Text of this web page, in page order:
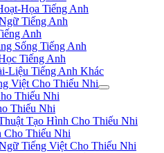
Họa Tiếng Anh
Tiếng Anh
Anh
Sống Tiếng Anh
Tiếng Anh
Liệu Tiếng Anh Khác
Việt Cho Thiếu Nhi
Thiếu Nhi
Thiếu Nhi
Tạo Hình Cho Thiếu Nhi
Cho Thiếu Nhi
Tiếng Việt Cho Thiếu Nhi